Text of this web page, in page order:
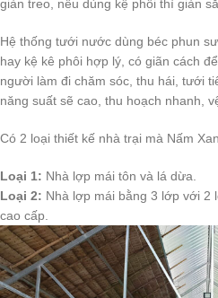
giàn treo, nếu dùng kệ phôi thì giàn
Hệ thống tưới nước dùng béc phun
hay kệ kê phôi hợp lý, có giãn cách
người làm đi chăm sóc, thu hái, tưới
năng suất sẽ cao, thu hoạch nhanh,
Có 2 loại thiết kế nhà trại mà Nấm
Loại 1: Nhà lợp mái tôn và lá dừa.
Loại 2: Nhà lợp mái bằng 3 lớp với 2
cao cấp.